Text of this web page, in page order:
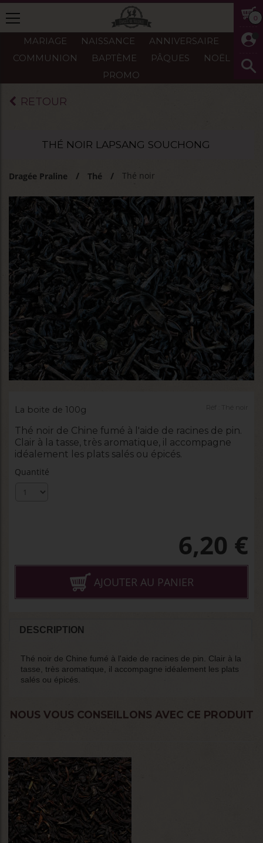
0
MARIAGE NAISSANCE
ANNIVERSAIRE
COMMUNION
BAPTÈME PÂQUES
NOËL
PROMO
RETOUR
THÉ NOIR LAPSANG SOUCHONG
Dragée Praline Thé Thé noir
La boite de 100g
Thé noir de Chine fumé à l'aide de racines de pin.
Clair à la tasse, très aromatique, il accompagne
idéalement les plats salés ou épicés.
Quantité
6,20 €
AJOUTER AU PANIER
DESCRIPTION
Thé noir de Chine fumé à l'aide de racines de pin. Clair à la
tasse, très aromatique, il accompagne idéalement les plats
salés ou épicés.
NOUS VOUS CONSEILLONS AVEC CE PRODUIT